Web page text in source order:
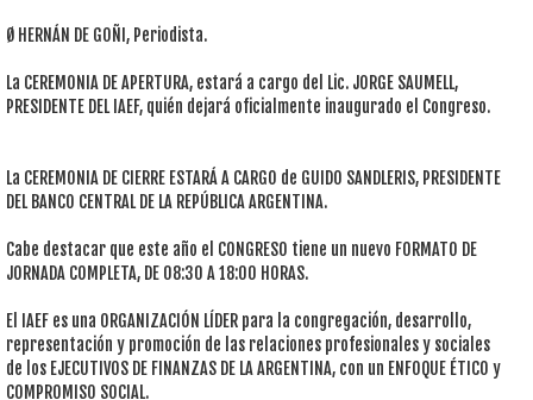
Ø HERNÁN DE GOÑI, Periodista.
La CEREMONIA DE APERTURA, estará a cargo del Lic. JORGE SAUMELL,
PRESIDENTE DEL IAEF, quién dejará oficialmente inaugurado el Congreso.
La CEREMONIA DE CIERRE ESTARÁ A CARGO de GUIDO SANDLERIS, PRESIDENTE
DEL BANCO CENTRAL DE LA REPÚBLICA ARGENTINA.
Cabe destacar que este año el CONGRESO tiene un nuevo FORMATO DE
JORNADA COMPLETA, DE 08:30 A 18:00 HORAS.
El IAEF es una ORGANIZACIÓN LÍDER para la congregación, desarrollo,
representación y promoción de las relaciones profesionales y sociales
de los EJECUTIVOS DE FINANZAS DE LA ARGENTINA, con un ENFOQUE ÉTICO y
COMPROMISO SOCIAL.